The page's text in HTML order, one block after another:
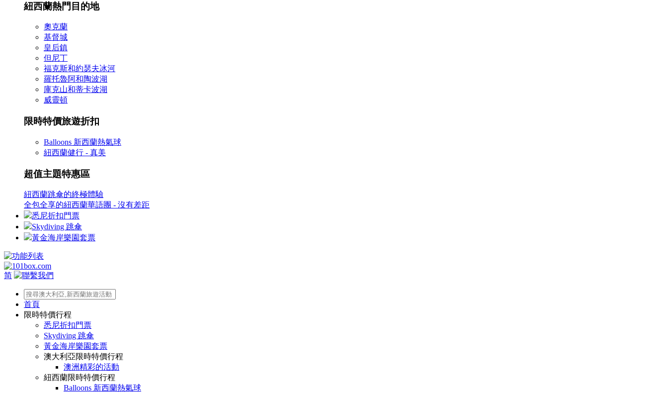
紐西蘭熱門目的地
奧克蘭
基督城
皇后鎮
但尼丁
福克斯和約瑟夫冰河
羅托魯阿和陶波湖
庫克山和蒂卡波湖
威靈頓
限時特價旅遊折扣
Balloons 新西蘭熱氣球
紐西蘭健行 - 真美
超值主題特惠區
紐西蘭跳傘的終極體驗
全包全享的紐西蘭華語團 - 沒有差距
悉尼折扣門票
Skydiving 跳傘
黃金海岸樂園套票
简
首頁
限時特價行程
悉尼折扣門票
Skydiving 跳傘
黃金海岸樂園套票
澳大利亞限時特價行程
澳洲精彩的活動
紐西蘭限時特價行程
Balloons 新西蘭熱氣球